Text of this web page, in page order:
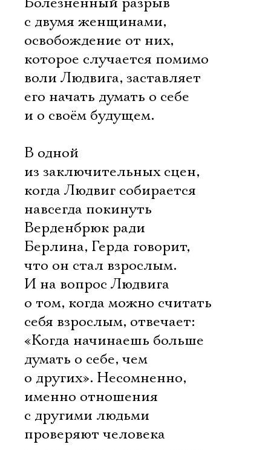
с двумя женщинами,
освобождение от них,
которое случается помимо
воли Людвига, заставляет
его начать думать о себе
и о своём будущем.
В одной
из заключительных сцен,
когда Людвиг собирается
навсегда покинуть
Верденбрюк ради
Берлина, Герда говорит,
что он стал взрослым.
И на вопрос Людвига
о том, когда можно считать
себя взрослым, отвечает:
«Когда начинаешь больше
думать о себе, чем
о других». Несомненно,
именно отношения
с другими людьми
проверяют человека